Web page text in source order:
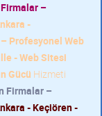
–
-
Profesyonel Web
- Web Sitesi
Gücü Hizmeti
Firmalar –
- Keçiören -